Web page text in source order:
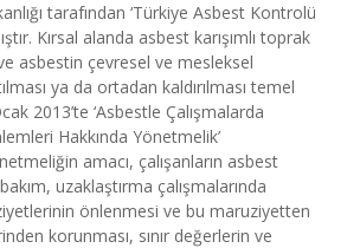
tarafından ‘Türkiye Asbest Kontrolü
Kırsal alanda asbest karışımlı toprak
ve asbestin çevresel ve mesleksel
ya da ortadan kaldırılması temel
2013’te ‘Asbestle Çalışmalarda
Hakkında Yönetmelik’
amacı, çalışanların asbest
uzaklaştırma çalışmalarında
önlenmesi ve bu maruziyetten
korunması, sınır değerlerin ve